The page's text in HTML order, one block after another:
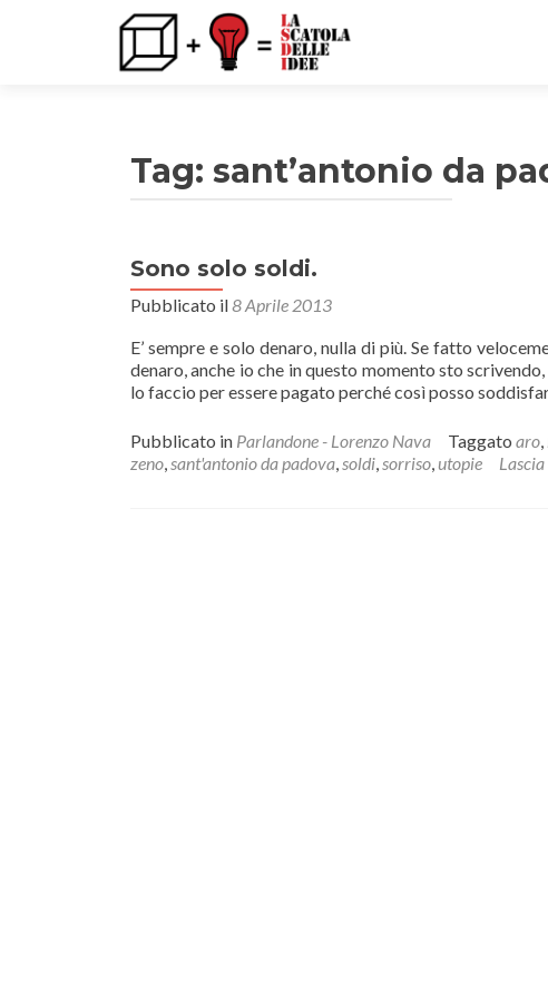
Tag: sant’antonio da
Sono solo soldi.
Pubblicato il8 Aprile 2013
E’ sempre e solo denaro, nulla di più. Se fatto
denaro, anche io che in questo momento sto
lo faccio per essere pagato perché così posso
Pubblicato in Parlandone - Lorenzo Nava Taggato aro,
zeno,sant'antonio da padova,soldi,sorriso,utopie